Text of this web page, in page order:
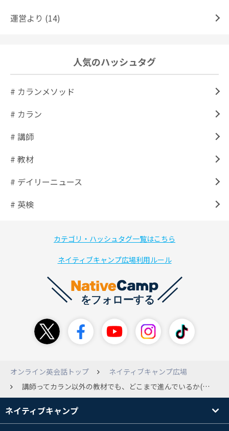
運営より (14)
人気のハッシュタグ
# カランメソッド
# カラン
# 講師
# 教材
# デイリーニュース
# 英検
カテゴリ・ハッシュタグ一覧はこちら
ネイティブキャンプ広場利用ルール
オンライン英会話トップ
ネイティブキャンプ広場
講師ってカラン以外の教材でも、どこまで進んでいるか(そのチャプターを既にやっているかどうか)分かるんですか？
ネイティブキャンプ